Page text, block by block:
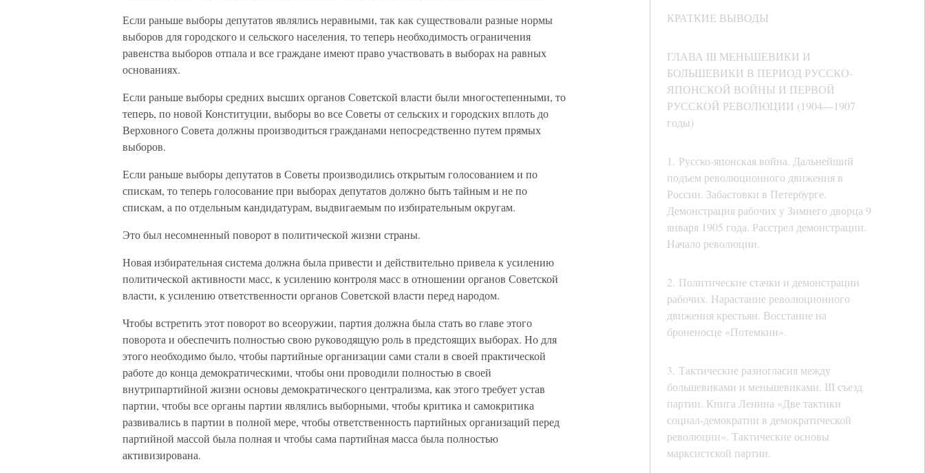
КРАТКИЕ ВЫВОДЫ
ГЛАВА III МЕНЬШЕВИКИ И
БОЛЬШЕВИКИ В ПЕРИОД РУССКО-
ЯПОНСКОЙ ВОЙНЫ И ПЕРВОЙ
РУССКОЙ РЕВОЛЮЦИИ (1904—1907
годы)
1. Русско-японская война. Дальнейший
подъем революционного движения в
России. Забастовки в Петербурге.
Демонстрация рабочих у Зимнего дворца 9
января 1905 года. Расстрел демонстрации.
Начало революции.
2. Политические стачки и демонстрации
рабочих. Нарастание революционного
движения крестьян. Восстание на
броненосце «Потемкин».
3. Тактические разногласия между
большевиками и меньшевиками. III съезд
партии. Книга Ленина «Две тактики
социал-демократии в демократической
революции». Тактические основы
марксистской партии.
Если раньше выборы депутатов являлись неравными, так как существовали разные нормы
выборов для городского и сельского населения, то теперь необходимость ограничения
равенства выборов отпала и все граждане имеют право участвовать в выборах на равных
основаниях.
Если раньше выборы средних высших органов Советской власти были многостепенными, то
теперь, по новой Конституции, выборы во все Советы от сельских и городских вплоть до
Верховного Совета должны производиться гражданами непосредственно путем прямых
выборов.
Если раньше выборы депутатов в Советы производились открытым голосованием и по
спискам, то теперь голосование при выборах депутатов должно быть тайным и не по
спискам, а по отдельным кандидатурам, выдвигаемым по избирательным округам.
Это был несомненный поворот в политической жизни страны.
Новая избирательная система должна была привести и действительно привела к усилению
политической активности масс, к усилению контроля масс в отношении органов Советской
власти, к усилению ответственности органов Советской власти перед народом.
Чтобы встретить этот поворот во всеоружии, партия должна была стать во главе этого
поворота и обеспечить полностью свою руководящую роль в предстоящих выборах. Но для
этого необходимо было, чтобы партийные организации сами стали в своей практической
работе до конца демократическими, чтобы они проводили полностью в своей
внутрипартийной жизни основы демократического централизма, как этого требует устав
партии, чтобы все органы партии являлись выборными, чтобы критика и самокритика
развивались в партии в полной мере, чтобы ответственность партийных организаций перед
партийной массой была полная и чтобы сама партийная масса была полностью
активизирована.